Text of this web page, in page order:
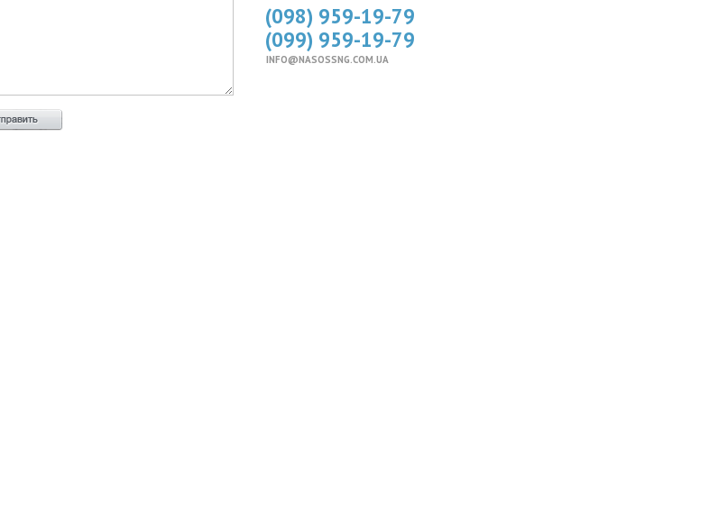
(098) 959-19-79
(099) 959-19-79
INFO@NASOSSNG.COM.UA